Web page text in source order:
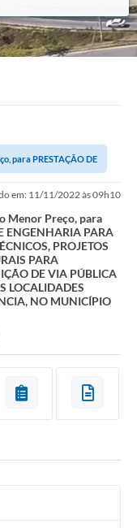
para PRESTAÇÃO DE
em: 11/11/2022 às 09h10
Menor Preço, para
ENGENHARIA PARA
PROJETOS
PARA
DE VIA PÚBLICA
LOCALIDADES
NO MUNICÍPIO